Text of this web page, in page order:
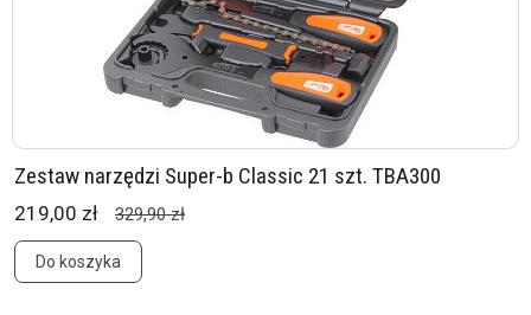
Zestaw narzędzi Super-b Classic 21 szt. TBA300
219,00 zł 329,90 zł
Do koszyka